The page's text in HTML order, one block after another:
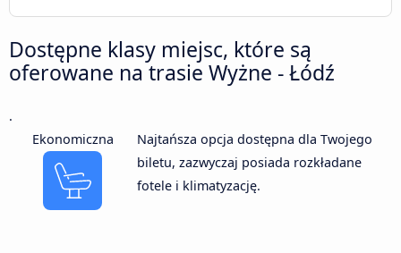
Dostępne klasy miejsc, które są
oferowane na trasie Wyżne - Łódź
.
Ekonomiczna
Najtańsza opcja dostępna dla Twojego
biletu, zazwyczaj posiada rozkładane
fotele i klimatyzację.